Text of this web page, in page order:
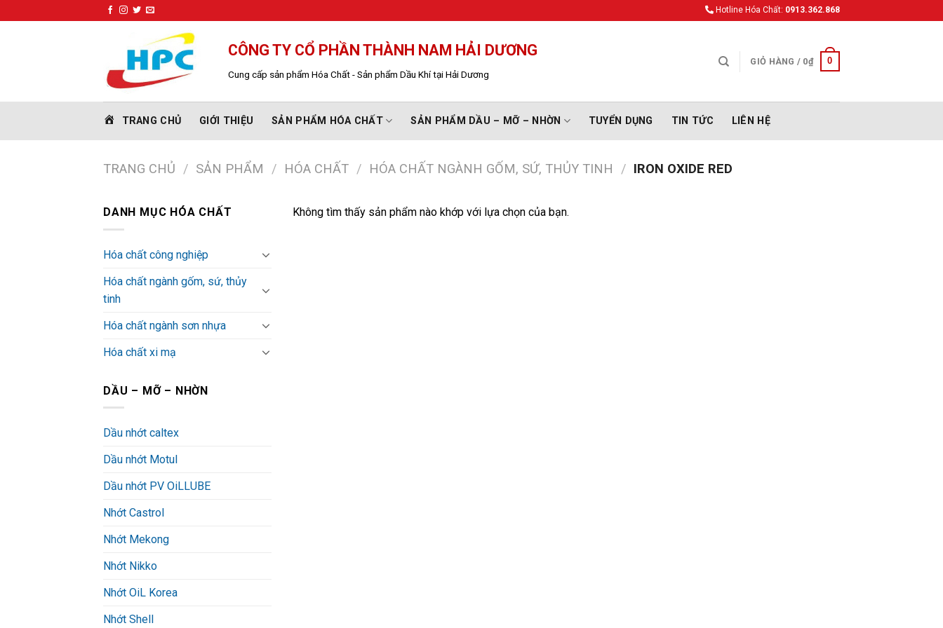
Hotline Hóa Chất: 0913.362.868
CÔNG TY CỔ PHẦN THÀNH NAM HẢI DƯƠNG
Cung cấp sản phẩm Hóa Chất - Sản phẩm Dầu Khí tại Hải Dương
GIỎ HÀNG / 0₫ 0
TRANG CHỦ GIỚI THIỆU SẢN PHẨM HÓA CHẤT SẢN PHẨM DẦU – MỠ – NHỜN TUYỂN DỤNG TIN TỨC LIÊN HỆ
TRANG CHỦ / SẢN PHẨM / HÓA CHẤT / HÓA CHẤT NGÀNH GỐM, SỨ, THỦY TINH / IRON OXIDE RED
DANH MỤC HÓA CHẤT
Hóa chất công nghiệp
Hóa chất ngành gốm, sứ, thủy
tinh
Hóa chất ngành sơn nhựa
Hóa chất xi mạ
DẦU – MỠ – NHỜN
Dầu nhớt caltex
Dầu nhớt Motul
Dầu nhớt PV OiLLUBE
Nhớt Castrol
Nhớt Mekong
Nhớt Nikko
Nhớt OiL Korea
Nhớt Shell
Không tìm thấy sản phẩm nào khớp với lựa chọn của bạn.